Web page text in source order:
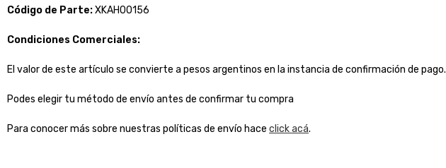
Código de Parte:XKAH00156
Condiciones Comerciales:
El valor de este artículo se convierte a pesos argentinos en la instancia de confirmación de pago.
Podes elegir tu método de envío antes de confirmar tu compra
Para conocer más sobre nuestras políticas de envío hace click acá.